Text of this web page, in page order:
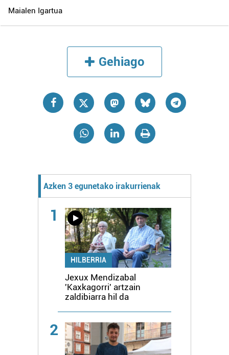
Maialen Igartua
Gehiago
Azken 3 egunetako irakurrienak
1
HILBERRIA
Jexux Mendizabal
'Kaxkagorri' artzain
zaldibiarra hil da
2